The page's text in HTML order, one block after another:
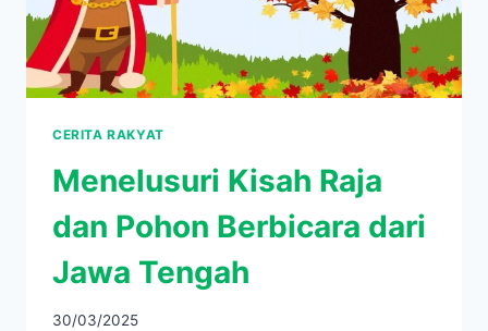
CERITA RAKYAT
Menelusuri Kisah Raja
dan Pohon Berbicara dari
Jawa Tengah
30/03/2025